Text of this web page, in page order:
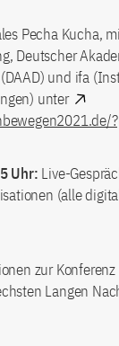
Pecha Kucha,
Deutscher
und ifa
unter
Uhr: Live-
(alle
zur
Langen